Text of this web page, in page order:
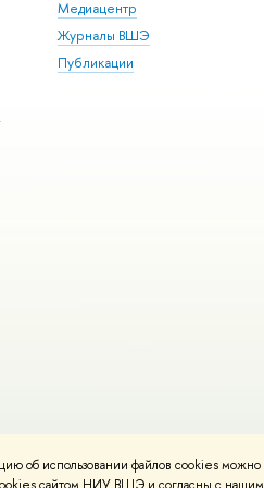
об использовании файлов cookies можно
Медиацентр
Журналы ВШЭ
Публикации
Карта сайта